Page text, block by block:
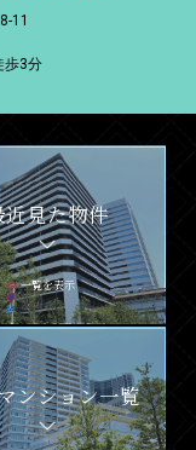
11
歩3分
近見た物件
一覧を表示
ンション一覧